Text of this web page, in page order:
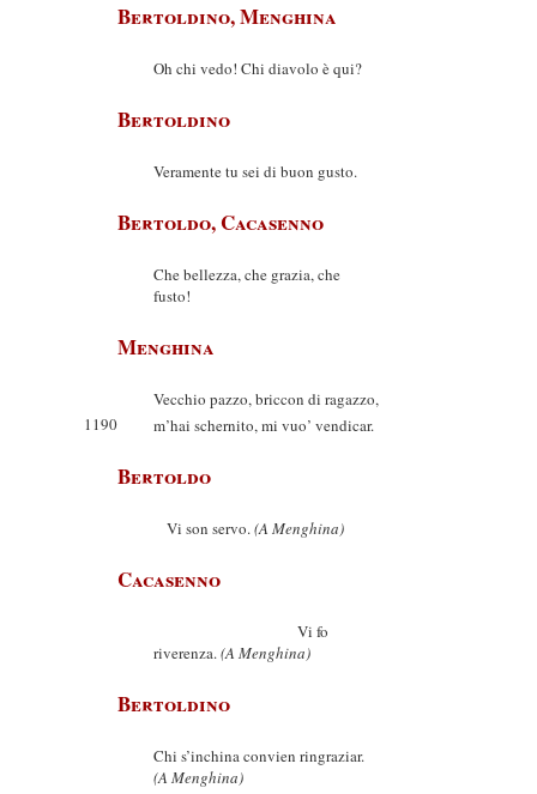
Bertoldino, Menghina
Oh chi vedo! Chi diavolo è qui?
Bertoldino
Veramente tu sei di buon gusto.
Bertoldo, Cacasenno
Che bellezza, che grazia, che
fusto!
Menghina
Vecchio pazzo, briccon di ragazzo,
1190
m’hai schernito, mi vuo’ vendicar.
Bertoldo
Vi son servo.(A Menghina)
Cacasenno
Vi fo
riverenza.(A Menghina)
Bertoldino
Chi s’inchina convien ringraziar.
(A Menghina)